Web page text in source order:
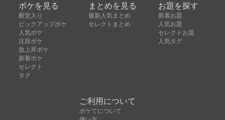
ボケを見る
殿堂入り
ピックアップボケ
人気ボケ
注目ボケ
急上昇ボケ
新着ボケ
セレクト
タグ
まとめを見る
最新人気まとめ
セレクトまとめ
お題を探す
新着お題
人気お題
セレクトお題
人気タグ
ご利用について
ボケてについて